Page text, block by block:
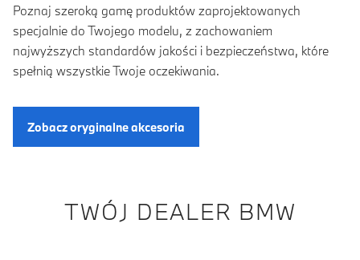
Poznaj szeroką gamę produktów zaprojektowanych
specjalnie do Twojego modelu, z zachowaniem
najwyższych standardów jakości i bezpieczeństwa, które
spełnią wszystkie Twoje oczekiwania.
Zobacz oryginalne akcesoria
TWÓJ DEALER BMW